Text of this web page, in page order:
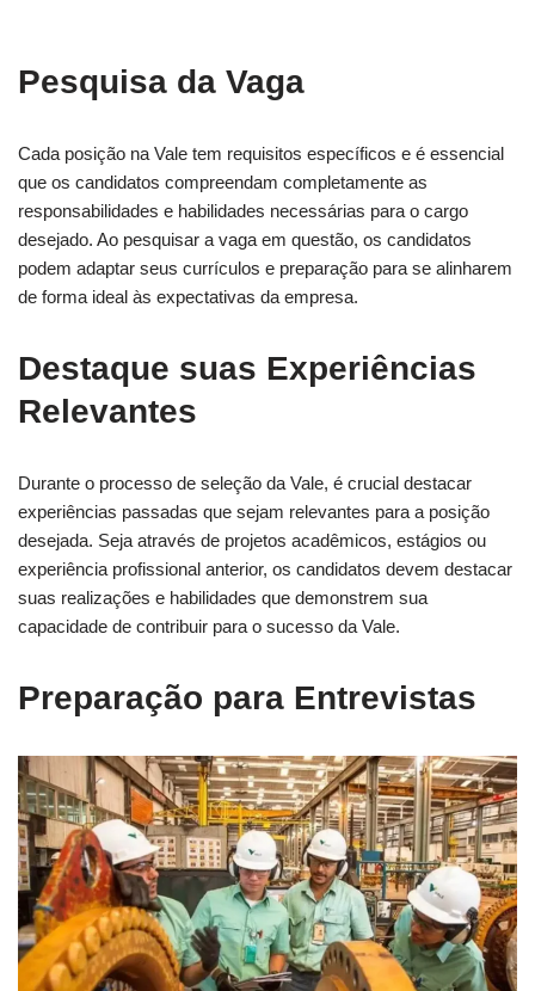
Pesquisa da Vaga
Cada posição na Vale tem requisitos específicos e é essencial
que os candidatos compreendam completamente as
responsabilidades e habilidades necessárias para o cargo
desejado. Ao pesquisar a vaga em questão, os candidatos
podem adaptar seus currículos e preparação para se alinharem
de forma ideal às expectativas da empresa.
Destaque suas Experiências
Relevantes
Durante o processo de seleção da Vale, é crucial destacar
experiências passadas que sejam relevantes para a posição
desejada. Seja através de projetos acadêmicos, estágios ou
experiência profissional anterior, os candidatos devem destacar
suas realizações e habilidades que demonstrem sua
capacidade de contribuir para o sucesso da Vale.
Preparação para Entrevistas